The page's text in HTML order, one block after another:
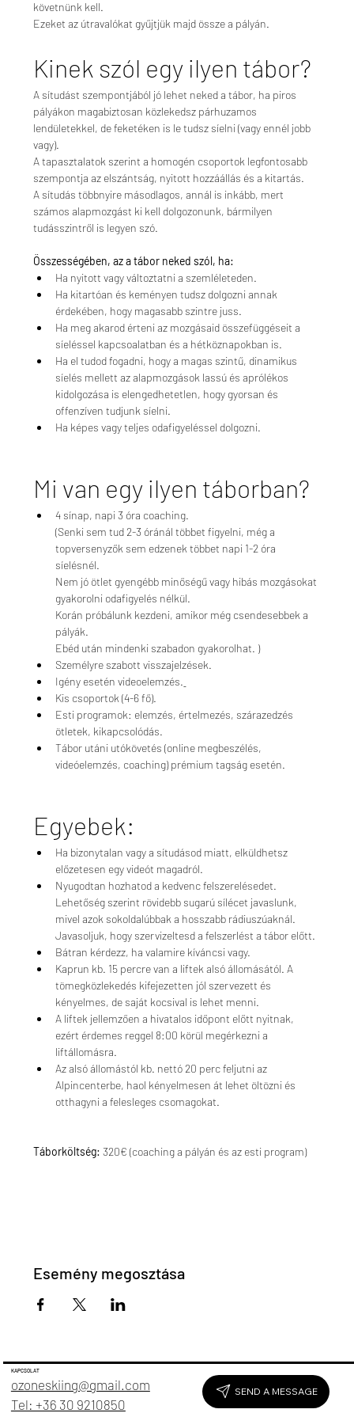
követnünk kell.
Ezeket az útravalókat gyűjtjük majd össze a pályán.
Kinek szól egy ilyen tábor?
A sítudást szempontjából jó lehet neked a tábor, ha piros
pályákon magabiztosan közlekedsz párhuzamos
lendületekkel, de feketéken is le tudsz síelni (vagy ennél jobb
vagy).
A tapasztalatok szerint a homogén csoportok legfontosabb
szempontja az elszántság, nyitott hozzáállás és a kitartás.
A sítudás többnyire másodlagos, annál is inkább, mert
számos alapmozgást ki kell dolgozonunk, bármilyen
tudásszintről is legyen szó.
Összességében, az a tábor neked szól, ha:
Ha nyitott vagy változtatni a szemléleteden.
Ha kitartóan és keményen tudsz dolgozni annak
érdekében, hogy magasabb szintre juss.
Ha meg akarod érteni az mozgásaid összefüggéseit a
síeléssel kapcsoalatban és a hétköznapokban is.
Ha el tudod fogadni, hogy a magas szintű, dinamikus
síelés mellett az alapmozgások lassú és aprólékos
kidolgozása is elengedhetetlen, hogy gyorsan és
offenzíven tudjunk síelni.
Ha képes vagy teljes odafigyeléssel dolgozni.
Mi van egy ilyen táborban?
4 sínap, napi 3 óra coaching.
(Senki sem tud 2-3 óránál többet figyelni, még a
topversenyzők sem edzenek többet napi 1-2 óra
síelésnél.
Nem jó ötlet gyengébb minőségű vagy hibás mozgásokat
gyakorolni odafigyelés nélkül.
Korán próbálunk kezdeni, amikor még csendesebbek a
pályák.
Ebéd után mindenki szabadon gyakorolhat. )
Személyre szabott visszajelzések.
Igény esetén videoelemzés.
Kis csoportok (4-6 fő).
Esti programok: elemzés, értelmezés, szárazedzés
ötletek, kikapcsolódás.
Tábor utáni utókövetés (online megbeszélés,
videóelemzés, coaching) prémium tagság esetén.
Egyebek:
Ha bizonytalan vagy a sítudásod miatt, elküldhetsz
előzetesen egy videót magadról.
Nyugodtan hozhatod a kedvenc felszerelésedet.
Lehetőség szerint rövidebb sugarú sílécet javaslunk,
mivel azok sokoldalúbbak a hosszabb rádiuszúaknál.
Javasoljuk, hogy szervizeltesd a felszerlést a tábor előtt.
Bátran kérdezz, ha valamire kíváncsi vagy.
Kaprun kb. 15 percre van a liftek alsó állomásától. A
tömegközlekedés kifejezetten jól szervezett és
kényelmes, de saját kocsival is lehet menni.
A liftek jellemzően a hivatalos időpont előtt nyitnak,
ezért érdemes reggel 8:00 körül megérkezni a
liftállomásra.
Az alsó állomástól kb. nettó 20 perc feljutni az
Alpincenterbe, haol kényelmesen át lehet öltözni és
otthagyni a felesleges csomagokat.
Táborköltség: 320€ (coaching a pályán és az esti program)
Esemény megosztása
KAPCSOLAT
ozoneskiing@gmail.com
Tel: +36 30 9210850
SEND A MESSAGE